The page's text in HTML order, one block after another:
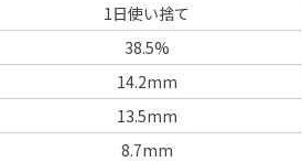
1日使い捨て
38.5%
14.2mm
13.5mm
8.7mm